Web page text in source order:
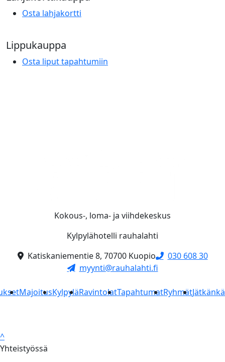
Osta lahjakortti
Lippukauppa
Osta liput tapahtumiin
Kokous-, loma- ja viihdekeskus
Kylpylähotelli rauhalahti
Katiskaniementie 8, 70700 Kuopio
030 608 30
myynti@rauhalahti.fi
MajoitusKylpyläRavintolatTapahtumatRyhmät
^
Yhteistyössä